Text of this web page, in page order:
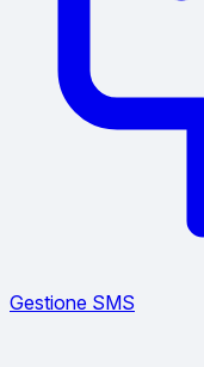
Gestione SMS